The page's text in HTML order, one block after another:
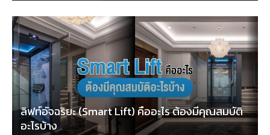
ลิฟท์อัจฉริยะ (Smart Lift) คืออะไร ต้องมีคุณสมบัติ
อะไรบ้าง